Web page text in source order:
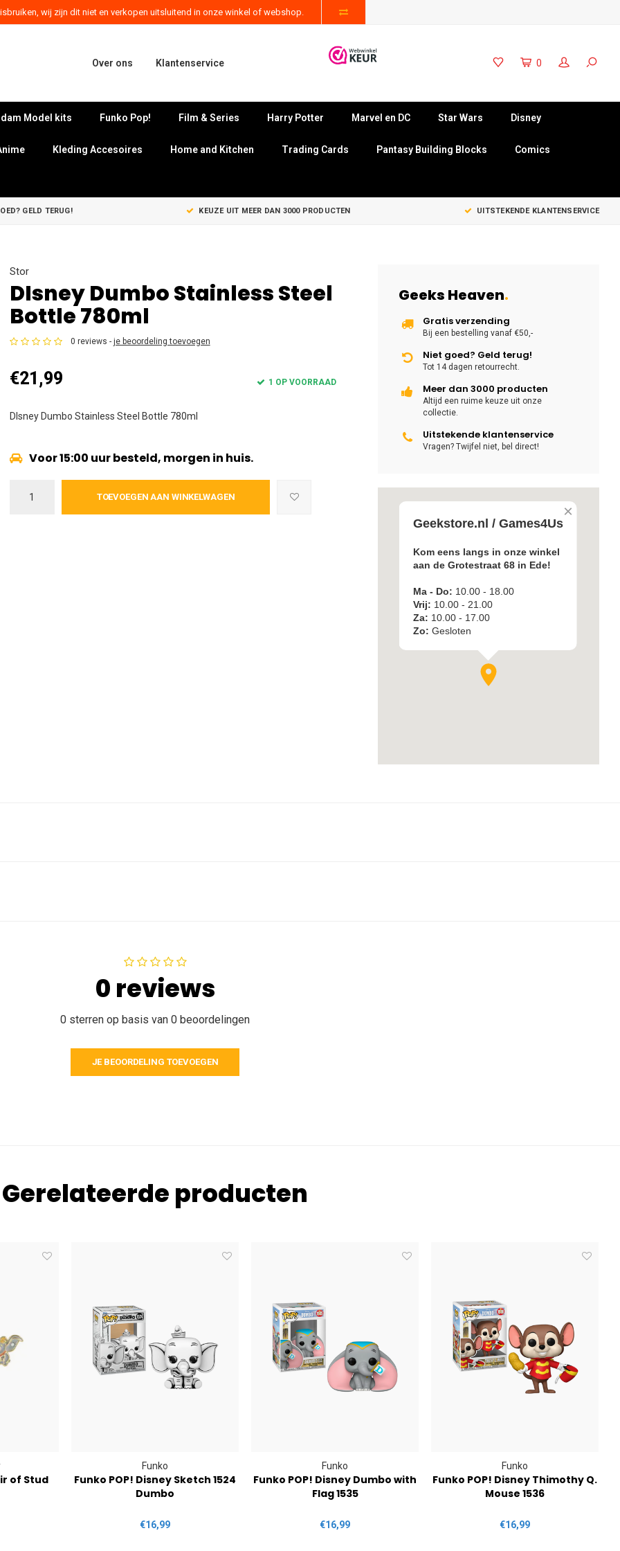
wij zijn dit niet en verkopen uitsluitend in onze winkel of webshop.
Over ons Klantenservice 0
Model kits Funko Pop! Film & Series Harry Potter Marvel en DC Star Wars Disney
Kleding Accesoires Home and Kitchen Trading Cards Pantasy Building Blocks Comics
GELD TERUG! KEUZE UIT MEER DAN 3000 PRODUCTEN UITSTEKENDE KLANTENSERVICE
Stor
DIsney Dumbo Stainless Steel
Bottle 780ml
0 reviews - je beoordeling toevoegen
€21,99 1 OP VOORRAAD
DIsney Dumbo Stainless Steel Bottle 780ml
Voor 15:00 uur besteld, morgen in huis.
TOEVOEGEN AAN WINKELWAGEN
Geeks Heaven.
Gratis verzending
Bij een bestelling vanaf €50,-
Niet goed? Geld terug!
Tot 14 dagen retourrecht.
Meer dan 3000 producten
Altijd een ruime keuze uit onze
collectie.
Uitstekende klantenservice
Vragen? Twijfel niet, bel direct!
0 reviews
0 sterren op basis van 0 beoordelingen
JE BEOORDELING TOEVOEGEN
Gerelateerde producten
of Stud
Funko
Funko POP! Disney Sketch 1524
Dumbo
€16,99
Funko
Funko POP! Disney Dumbo with
Flag 1535
€16,99
Funko
Funko POP! Disney Thimothy Q.
Mouse 1536
€16,99